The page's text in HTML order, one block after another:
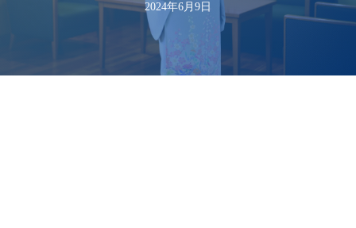
2024年6月9日